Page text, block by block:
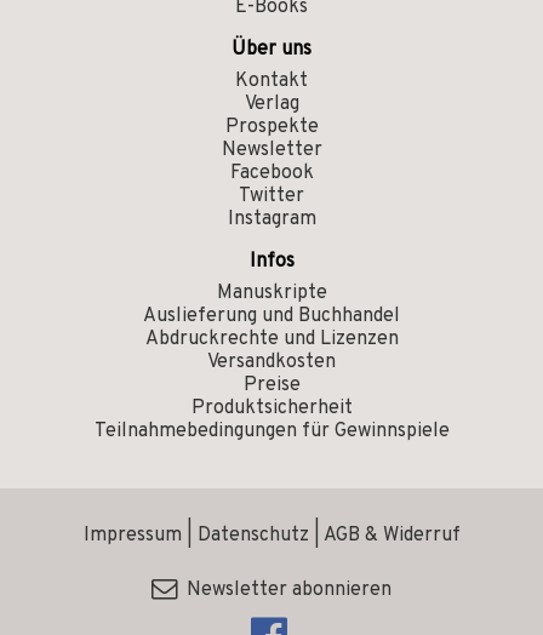
E-Books
Über uns
Kontakt
Verlag
Prospekte
Newsletter
Facebook
Twitter
Instagram
Infos
Manuskripte
Auslieferung und Buchhandel
Abdruckrechte und Lizenzen
Versandkosten
Preise
Produktsicherheit
Teilnahmebedingungen für Gewinnspiele
Impressum Datenschutz AGB & Widerruf
Newsletter abonnieren